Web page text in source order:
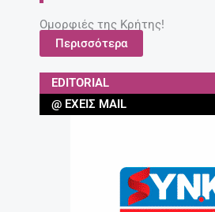
Ομορφιές της Κρήτης!
Περισσότερα
EDITORIAL
@ ΈΧΕΙΣ MAIL